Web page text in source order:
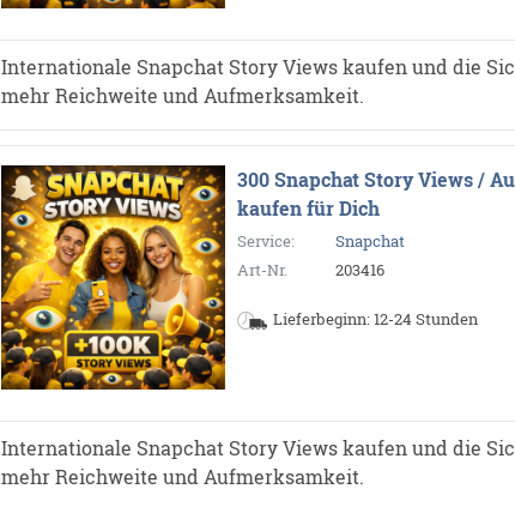
Internationale Snapchat Story Views kaufen und die
mehr Reichweite und Aufmerksamkeit.
300 Snapchat Story Views /
kaufen für Dich
Service:
Snapchat
Art-Nr.
203416
Lieferbeginn: 12-24 Stunden
Internationale Snapchat Story Views kaufen und die
mehr Reichweite und Aufmerksamkeit.